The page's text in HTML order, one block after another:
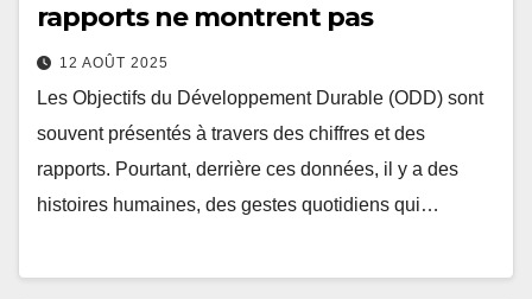
rapports ne montrent pas
12 AOÛT 2025
Les Objectifs du Développement Durable (ODD) sont
souvent présentés à travers des chiffres et des
rapports. Pourtant, derrière ces données, il y a des
histoires humaines, des gestes quotidiens qui…